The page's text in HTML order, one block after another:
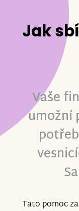
Jak
Vaše
umožní
Tato pomoc